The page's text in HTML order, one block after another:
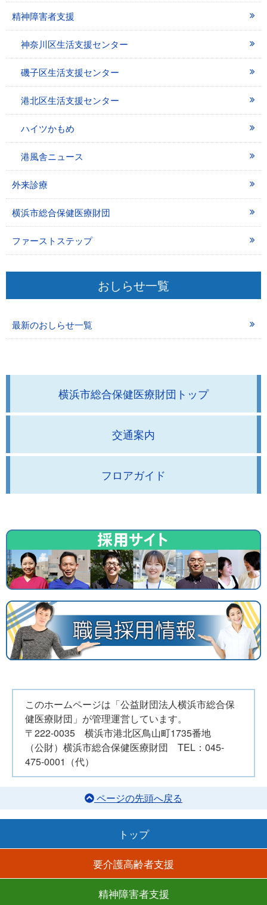
精神障害者支援
神奈川区生活支援センター
磯子区生活支援センター
港北区生活支援センター
ハイツかもめ
港風舎ニュース
外来診療
横浜市総合保健医療財団
ファーストステップ
おしらせ一覧
最新のおしらせ一覧
横浜市総合保健医療財団トップ
交通案内
フロアガイド
このホームページは「公益財団法人横浜市総合保
健医療財団」が管理運営しています。
〒222-0035 横浜市港北区鳥山町1735番地
（公財）横浜市総合保健医療財団 TEL：045-
475-0001（代）
ページの先頭へ戻る
トップ
要介護高齢者支援
精神障害者支援